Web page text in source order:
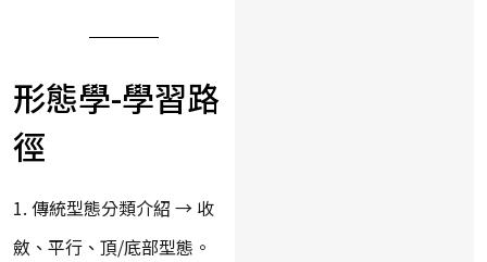
形態學-學習路
徑
1. 傳統型態分類介紹 → 收
斂、平行、頂/底部型態。